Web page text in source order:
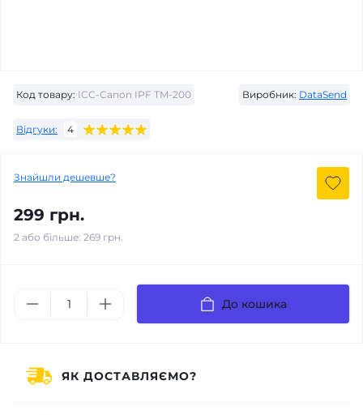
Код товару: ICC-Canon IPF TM-200 Виробник: DataSend
Відгуки: 4
Знайшли дешевше?
299 грн.
2 або більше: 269 грн.
До кошика
ЯК ДОСТАВЛЯЄМО?